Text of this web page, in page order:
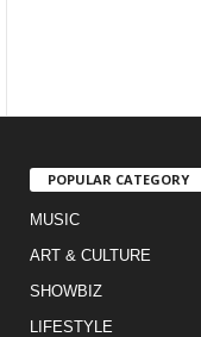
POPULAR CATEGORY
MUSIC
ART & CULTURE
SHOWBIZ
LIFESTYLE